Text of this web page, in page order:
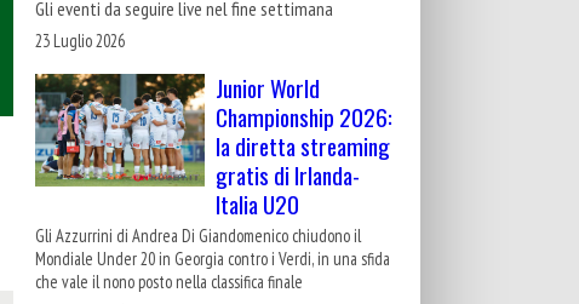
Gli eventi da seguire live nel fine settimana
23 Luglio 2026
Junior World
Championship 2026:
la diretta streaming
gratis di Irlanda-
Italia U20
Gli Azzurrini di Andrea Di Giandomenico chiudono il
Mondiale Under 20 in Georgia contro i Verdi, in una sfida
che vale il nono posto nella classifica finale